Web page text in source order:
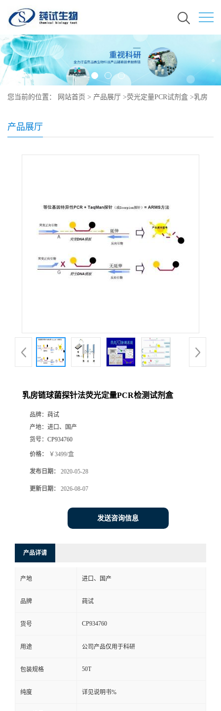
您当前的位置： 网站首页 > 产品展厅 >荧光定量PCR试剂盒 >乳房
产品展厅
乳房链球菌探针法荧光定量PCR检测试剂盒
品牌： 莼试
产地： 进口、国产
货号： CP934760
价格： ￥3499/盒
发布日期： 2020-05-28
更新日期： 2026-08-07
发送咨询信息
产品详请
产地 进口、国产
品牌 莼试
货号 CP934760
用途 公司产品仅用于科研
包装规格 50T
纯度 详见说明书%